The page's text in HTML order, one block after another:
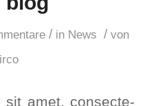
/ in News / von
sit amet, con­sec­te­